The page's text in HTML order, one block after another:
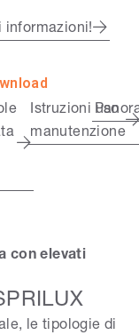
informazioni!
Istruzioni uso
manutenzione
con elevati
le tipologie di